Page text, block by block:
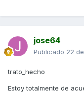
jose64
Publicado 22
trato_hecho
Estoy totalmente de